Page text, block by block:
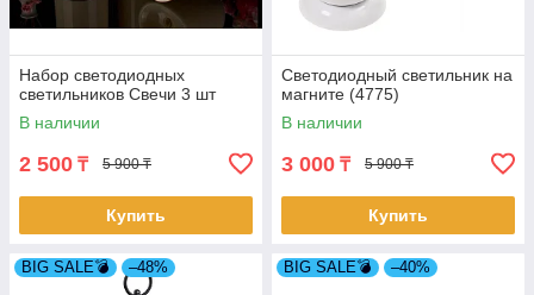
Набор светодиодных
светильников Свечи 3 шт
В наличии
2 500 ₸ 5 900 ₸
Купить
Светодиодный светильник на
магните (4775)
В наличии
3 000 ₸ 5 900 ₸
Купить
BIG SALE💣 –48% BIG SALE💣 –40%